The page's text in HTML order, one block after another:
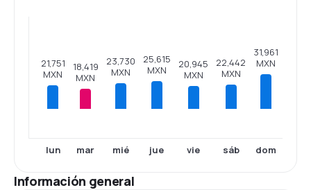
21,751
MXN
lun
18,419
MXN
mar
23,730
MXN
mié
25,615
MXN
jue
20,945
MXN
vie
22,442
MXN
sáb
31,961
MXN
dom
Información general